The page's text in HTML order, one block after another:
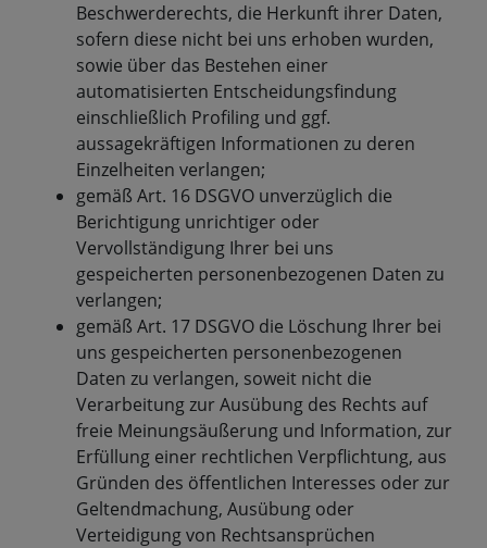
Beschwerderechts, die Herkunft ihrer Daten,
sofern diese nicht bei uns erhoben wurden,
sowie über das Bestehen einer
automatisierten Entscheidungsfindung
einschließlich Profiling und ggf.
aussagekräftigen Informationen zu deren
Einzelheiten verlangen;
gemäß Art. 16 DSGVO unverzüglich die
Berichtigung unrichtiger oder
Vervollständigung Ihrer bei uns
gespeicherten personenbezogenen Daten zu
verlangen;
gemäß Art. 17 DSGVO die Löschung Ihrer bei
uns gespeicherten personenbezogenen
Daten zu verlangen, soweit nicht die
Verarbeitung zur Ausübung des Rechts auf
freie Meinungsäußerung und Information, zur
Erfüllung einer rechtlichen Verpflichtung, aus
Gründen des öffentlichen Interesses oder zur
Geltendmachung, Ausübung oder
Verteidigung von Rechtsansprüchen